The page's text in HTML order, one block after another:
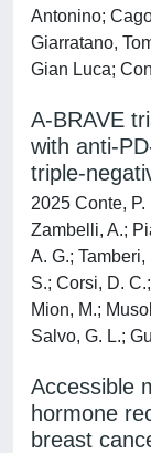
Antonino;
Giarratano,
Gian Luca;
A-BRAVE
with anti-
triple-
2025 Conte, P.
Zambelli, A.;
A. G.;
S.; Corsi, D.
Mion, M.;
Salvo, G. L.;
Accessible
hormone
breast